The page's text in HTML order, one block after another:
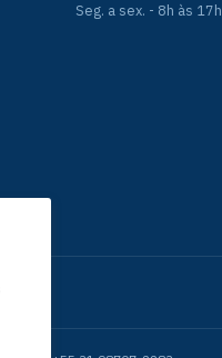
Seg. a sex. - 8h às 17h